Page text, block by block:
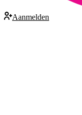
Aanmelden